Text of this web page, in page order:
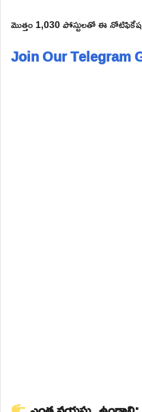
మొత్తం 1,030 పోస్టులతో ఈ
Join Our Telegram